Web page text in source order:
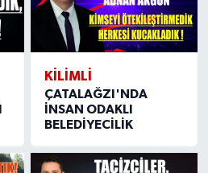
KILIMLI
ÇATALAĞZI'NDA
İNSAN ODAKLI
BELEDİYECİLİK